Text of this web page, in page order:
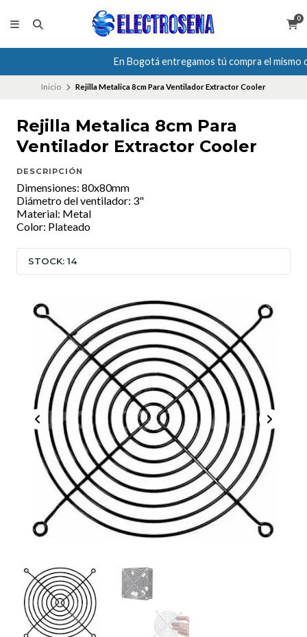
0
En Bogotá entregamos tú compra el mismo día
Inicio Rejilla Metalica 8cm Para Ventilador Extractor Cooler
Rejilla Metalica 8cm Para
Ventilador Extractor Cooler
DESCRIPCIÓN
Dimensiones: 80x80mm
Diámetro del ventilador: 3"
Material: Metal
Color: Plateado
STOCK: 14